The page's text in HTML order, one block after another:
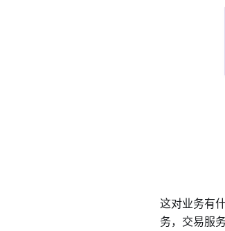
这对业务有
务，交易服